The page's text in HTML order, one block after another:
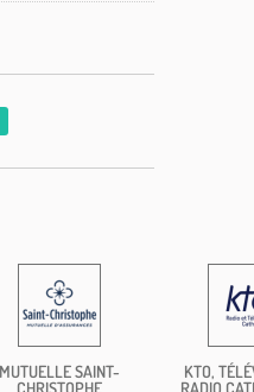
MUTUELLE SAINT-
CHRISTOPHE
KTO,
RADIO